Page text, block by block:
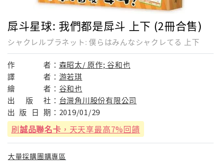
戽斗星球: 我們都是戽斗 上下 (2冊合售)
シャクレルプラネット: 僕らはみんなシャクレてる 上下
作 者： 森昭太/ 原作; 谷和也
譯
者： 游若琪
繪
者： 谷和也
出
版 社： 台灣角川股份有限公司
出 版 日 期： 2019/01/29
刷誠品聯名卡 ，天天享最高7%回饋
大量採購團購專區